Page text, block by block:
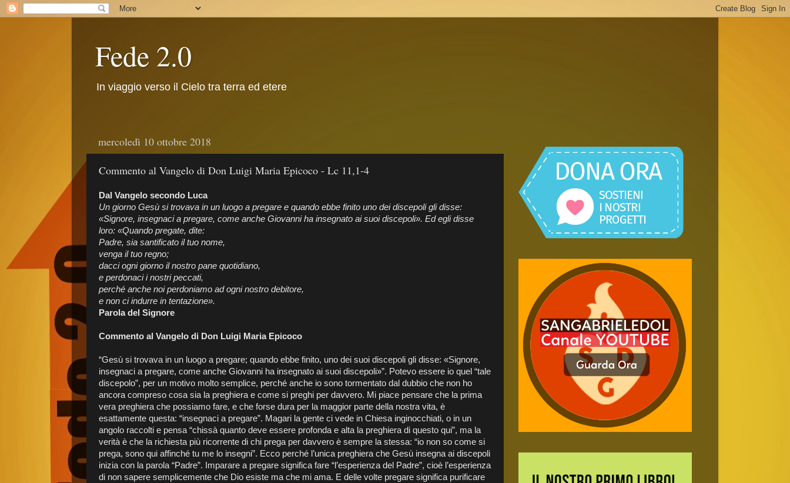
Fede 2.0
In viaggio verso il Cielo tra terra ed etere
mercoledì 10 ottobre 2018
Commento al Vangelo di Don Luigi Maria Epicoco - Lc 11,1-4
Dal Vangelo secondo Luca
Un giorno Gesù si trovava in un luogo a pregare e quando ebbe finito uno dei discepoli gli disse:
«Signore, insegnaci a pregare, come anche Giovanni ha insegnato ai suoi discepoli». Ed egli disse
loro: «Quando pregate, dite:
Padre, sia santificato il tuo nome,
venga il tuo regno;
dacci ogni giorno il nostro pane quotidiano,
e perdonaci i nostri peccati,
perché anche noi perdoniamo ad ogni nostro debitore,
e non ci indurre in tentazione».
Parola del Signore
Commento al Vangelo di Don Luigi Maria Epicoco
“Gesù si trovava in un luogo a pregare; quando ebbe finito, uno dei suoi discepoli gli disse: «Signore,
insegnaci a pregare, come anche Giovanni ha insegnato ai suoi discepoli»”. Potevo essere io quel “tale
discepolo”, per un motivo molto semplice, perché anche io sono tormentato dal dubbio che non ho
ancora compreso cosa sia la preghiera e come si preghi per davvero. Mi piace pensare che la prima
vera preghiera che possiamo fare, e che forse dura per la maggior parte della nostra vita, è
esattamente questa: “insegnaci a pregare”. Magari la gente ci vede in Chiesa inginocchiati, o in un
angolo raccolti e pensa “chissà quanto deve essere profonda e alta la preghiera di questo qui”, ma la
verità è che la richiesta più ricorrente di chi prega per davvero è sempre la stessa: “io non so come si
prega, sono qui affinché tu me lo insegni”. Ecco perché l’unica preghiera che Gesù insegna ai discepoli
inizia con la parola “Padre”. Imparare a pregare significa fare “l’esperienza del Padre”, cioè l’esperienza
di non sapere semplicemente che Dio esiste ma che mi ama. E delle volte pregare significa purificare